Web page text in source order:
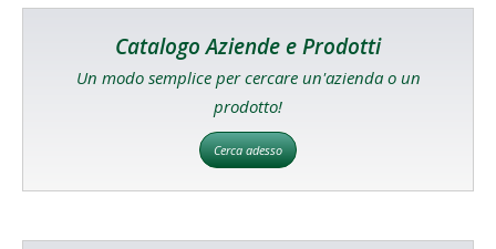
Catalogo Aziende e Prodotti
Un modo semplice per cercare un'azienda o un
prodotto!
Cerca adesso